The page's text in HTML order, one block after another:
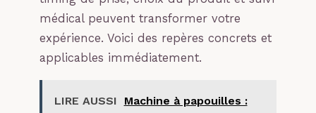
médical peuvent transformer votre
expérience. Voici des repères concrets et
applicables immédiatement.
LIRE AUSSI
Machine à papouilles :